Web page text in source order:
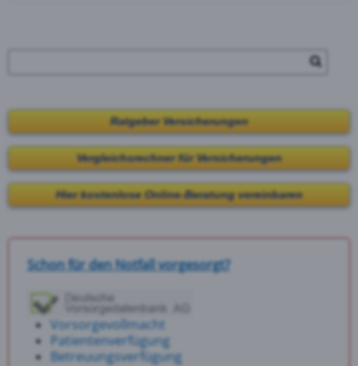
Ratgeber Versicherungen
Vergleichsrechner für Versicherungen
Hier kostenlose Online-Beratung vereinbaren
Schon für den Notfall vorgesorgt?
Vorsorgevollmacht
Patientenverfügung
Betreuungsverfügung